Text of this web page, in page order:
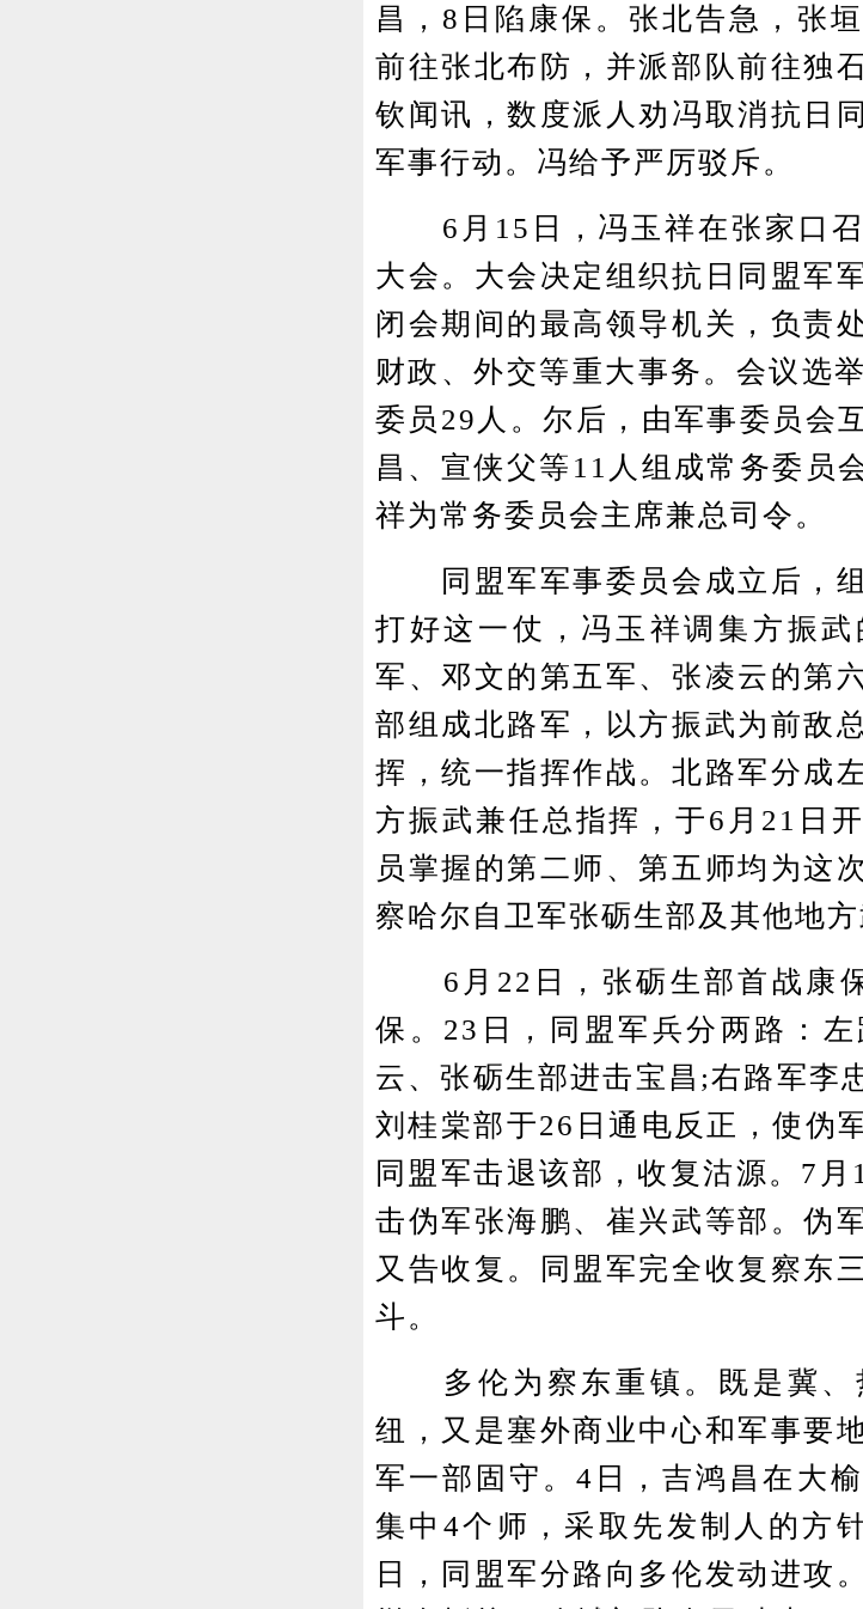
昌，8日陷康保。张北告急，张
前往张北布防，并派部队前往独
钦闻讯，数度派人劝冯取消抗日
军事行动。冯给予严厉驳斥。
6月15日，冯玉祥在张家口召
大会。大会决定组织抗日同盟军
闭会期间的最高领导机关，负责
财政、外交等重大事务。会议选
委员29人。尔后，由军事委员会
昌、宣侠父等11人组成常务委员
祥为常务委员会主席兼总司令。
同盟军军事委员会成立后，组
打好这一仗，冯玉祥调集方振
军、邓文的第五军、张凌云的第
部组成北路军，以方振武为前敌
挥，统一指挥作战。北路军分成
方振武兼任总指挥，于6月21日
员掌握的第二师、第五师均为这
察哈尔自卫军张砺生部及其他地方
6月22日，张砺生部首战康保
保。23日，同盟军兵分两路：
云、张砺生部进击宝昌;右路军李
刘桂棠部于26日通电反正，使伪
同盟军击退该部，收复沽源。7
击伪军张海鹏、崔兴武等部。伪
又告收复。同盟军完全收复察东
斗。
多伦为察东重镇。既是冀、
纽，又是塞外商业中心和军事要
军一部固守。4日，吉鸿昌在大
集中4个师，采取先发制人的方
日，同盟军分路向多伦发动进攻